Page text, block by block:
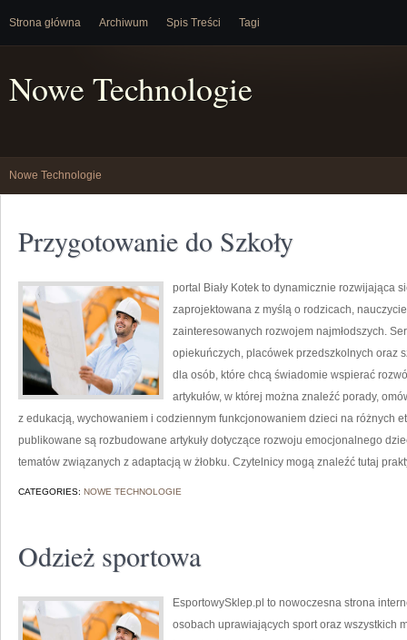
Strona główna Archiwum Spis Treści Tagi
Nowe Technologie
Nowe Technologie
Przygotowanie do Szkoły
portal Biały Kotek to dynamicznie rozwijająca
zaprojektowana z myślą o rodzicach,
zainteresowanych rozwojem najmłodszych.
opiekuńczych, placówek przedszkolnych oraz
dla osób, które chcą świadomie wspierać
artykułów, w której można znaleźć porady,
z edukacją, wychowaniem i codziennym funkcjonowaniem dzieci na różnych
publikowane są rozbudowane artykuły dotyczące rozwoju emocjonalnego
tematów związanych z adaptacją w żłobku. Czytelnicy mogą znaleźć tutaj
CATEGORIES: NOWE TECHNOLOGIE
Odzież sportowa
EsportowySklep.pl to nowoczesna strona
osobach uprawiających sport oraz wszystkich